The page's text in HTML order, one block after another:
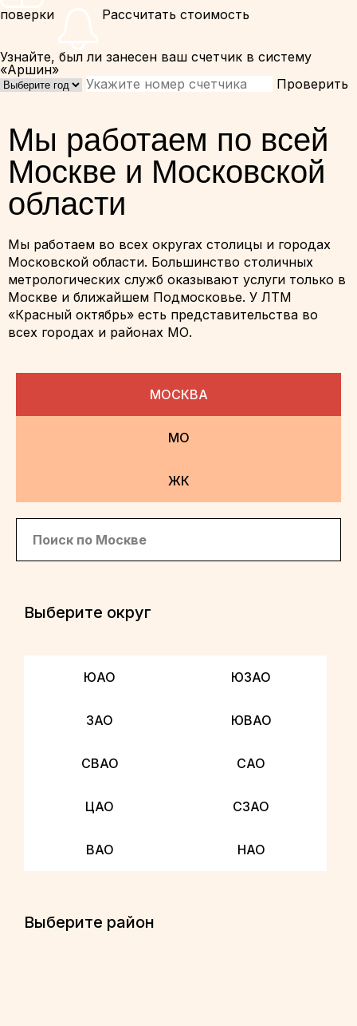
поверки Рассчитать стоимость
Узнайте, был ли занесен ваш счетчик в систему
«Аршин»
Проверить
Мы работаем по всей
Москве и Московской
области
Мы работаем во всех округах столицы и городах
Московской области. Большинство столичных
метрологических служб оказывают услуги только в
Москве и ближайшем Подмосковье. У ЛТМ
«Красный октябрь» есть представительства во
всех городах и районах МО.
МОСКВА
МО
ЖК
Выберите округ
ЮАО ЮЗАО
ЗАО ЮВАО
СВАО САО
ЦАО СЗАО
ВАО НАО
Выберите район